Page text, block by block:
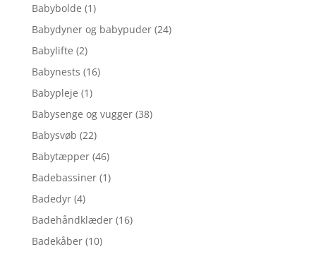
Babybolde (1)
Babydyner og babypuder (24)
Babylifte (2)
Babynests (16)
Babypleje (1)
Babysenge og vugger (38)
Babysvøb (22)
Babytæpper (46)
Badebassiner (1)
Badedyr (4)
Badehåndklæder (16)
Badekåber (10)